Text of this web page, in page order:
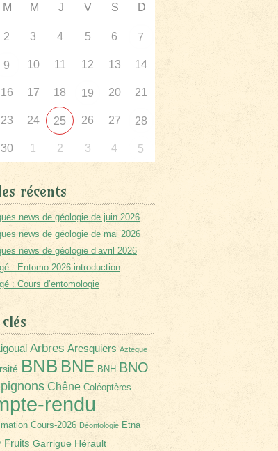
M M J V S D
2 3 4 5 6 7
9 10 11 12 13 14
16 17 18 19 20 21
23 24 25 26 27 28
30 1 2 3 4 5
récents
news de géologie de juin 2026
news de géologie de mai 2026
news de géologie d’avril 2026
: Entomo 2026 introduction
: Cours d’entomologie
Arbres Aresquiers Aztèque
BNB BNE BNH BNO
Chêne Coléoptères
rendu
Cours-2026 Déontologie Etna
Fruits Garrigue Hérault